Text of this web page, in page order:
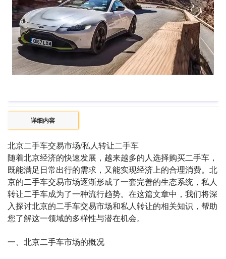
详细内容
北京二手车交易市场/私人转让二手车
随着北京经济的快速发展，越来越多的人选择购买二手车，
既能满足日常出行的需求，又能实现经济上的合理消费。北
京的二手车交易市场逐渐形成了一套完善的生态系统，私人
转让二手车成为了一种流行趋势。在这篇文章中，我们将深
入探讨北京的二手车交易市场和私人转让的相关知识，帮助
您了解这一领域的多样性与潜在机会。
一、北京二手车市场的概况